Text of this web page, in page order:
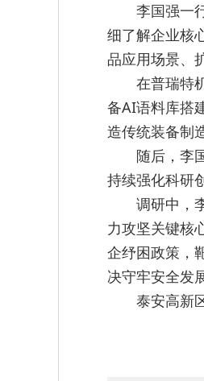
李国强一
细了解企业核
品应用场景、
在普瑞特
备AI语料库搭
造传统装备制
随后，李
持续强化科研
调研中，
力攻坚关键核
企纾困政策，
决守牢安全发
泰安高新